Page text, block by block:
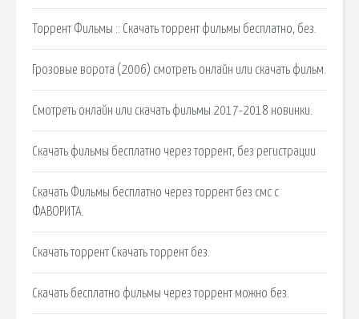
Торрент Фильмы :: Скачать торрент фильмы бесплатно, без.
Грозовые ворота (2006) смотреть онлайн или скачать фильм.
Смотреть онлайн или скачать фильмы 2017-2018 новинки.
Скачать фильмы бесплатно через торрент, без регистрации
Cкачать Фильмы бесплатно через торрент без смс с
ФАВОРИТА.
Скачать торрент Скачать торрент без.
Скачать бесплатно фильмы через торрент можно без.